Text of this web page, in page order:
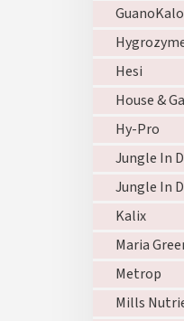
Hesi
House &
Hy-Pro
Jungle In
Jungle In
Kalix
Maria
Metrop
Mills